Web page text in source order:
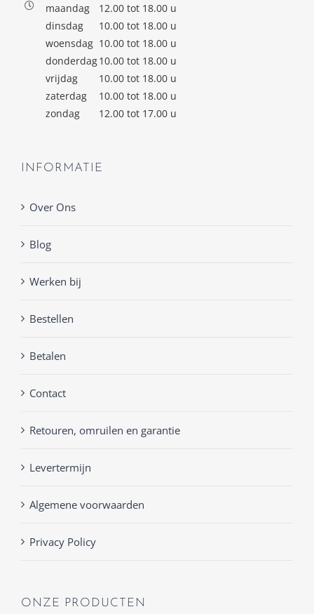
maandag
12.00 tot 18.00 u
dinsdag
10.00 tot 18.00 u
woensdag 10.00 tot 18.00 u
donderdag10.00 tot 18.00 u
vrijdag
10.00 tot 18.00 u
zaterdag
10.00 tot 18.00 u
zondag
12.00 tot 17.00 u
INFORMATIE
Over Ons
Blog
Werken bij
Bestellen
Betalen
Contact
Retouren, omruilen en garantie
Levertermijn
Algemene voorwaarden
Privacy Policy
ONZE PRODUCTEN